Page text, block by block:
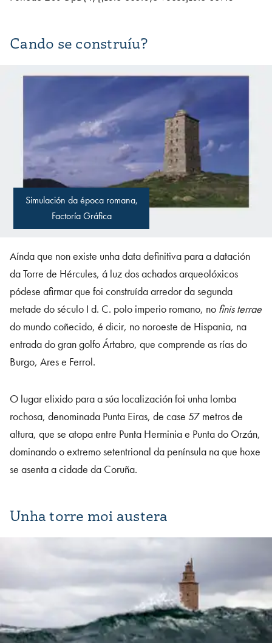
Cando se construíu?
Simulación da época romana,
Factoría Gráfica
Aínda que non existe unha data definitiva para a datación
da Torre de Hércules, á luz dos achados arqueolóxicos
pódese afirmar que foi construída arredor da segunda
metade do século I d. C. polo imperio romano, no finis terrae
do mundo coñecido, é dicir, no noroeste de Hispania, na
entrada do gran golfo Ártabro, que comprende as rías do
Burgo, Ares e Ferrol.
O lugar elixido para a súa localización foi unha lomba
rochosa, denominada Punta Eiras, de case 57 metros de
altura, que se atopa entre Punta Herminia e Punta do Orzán,
dominando o extremo setentrional da península na que hoxe
se asenta a cidade da Coruña.
Unha torre moi austera